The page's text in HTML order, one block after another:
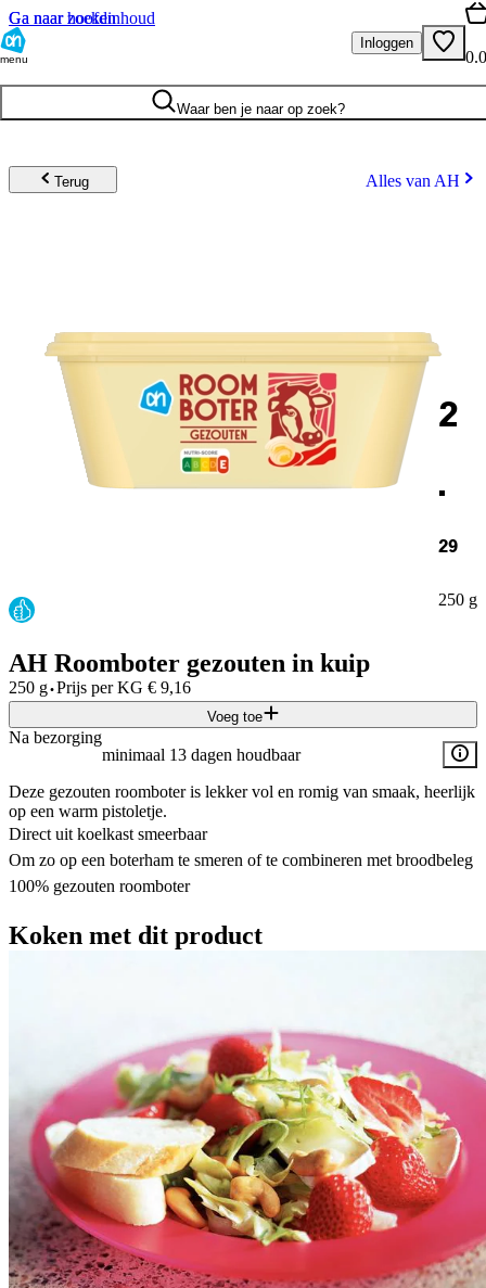
Ga naar hoofdinhoud
Ga naar zoeken
menu
Inloggen
Waar ben je naar op zoek?
Terug Alles van AH
2
.
29
250 g
AH Roomboter gezouten in kuip
250 g·Prijs per KG € 9,16
Voeg toe
Na bezorging
minimaal 13 dagen houdbaar
Deze gezouten roomboter is lekker vol en romig van smaak, heerlijk
op een warm pistoletje.
Direct uit koelkast smeerbaar
Om zo op een boterham te smeren of te combineren met broodbeleg
100% gezouten roomboter
Koken met dit product